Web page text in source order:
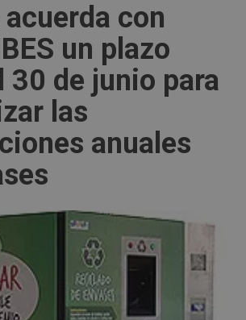
acuerda con
un plazo
30 de junio para
las
anuales